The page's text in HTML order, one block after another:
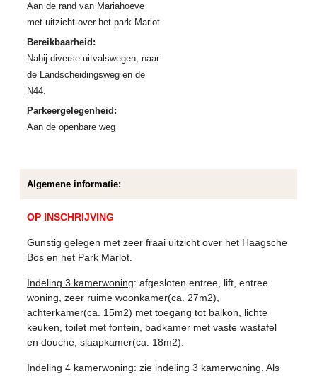
Aan de rand van Mariahoeve
met uitzicht over het park Marlot
Bereikbaarheid:
Nabij diverse uitvalswegen, naar
de Landscheidingsweg en de
N44.
Parkeergelegenheid:
Aan de openbare weg
Algemene informatie:
OP INSCHRIJVING
Gunstig gelegen met zeer fraai uitzicht over het Haagsche
Bos en het Park Marlot.
Indeling 3 kamerwoning: afgesloten entree, lift, entree
woning, zeer ruime woonkamer(ca. 27m2),
achterkamer(ca. 15m2) met toegang tot balkon, lichte
keuken, toilet met fontein, badkamer met vaste wastafel
en douche, slaapkamer(ca. 18m2).
Indeling 4 kamerwoning: zie indeling 3 kamerwoning. Als